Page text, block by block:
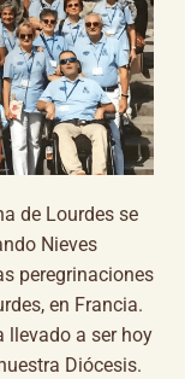
de Lourdes se
Nieves
peregrinaciones
en Francia.
llevado a ser hoy
Diócesis.